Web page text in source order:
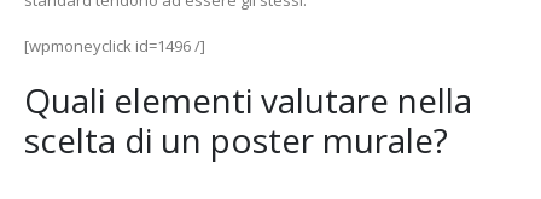
[wpmoneyclick id=1496 /]
Quali elementi valutare nella
scelta di un poster murale?